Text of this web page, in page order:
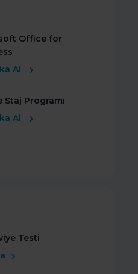
Office for
Al
Staj Programı
Al
Testi